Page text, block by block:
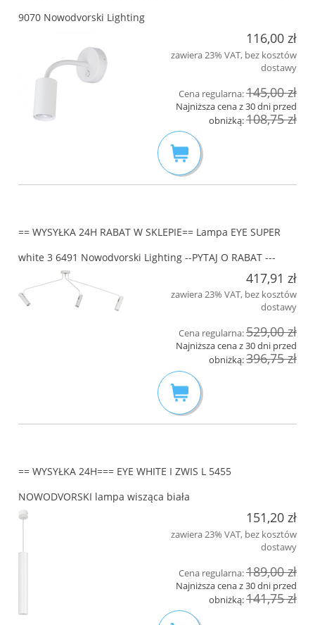
9070 Nowodvorski Lighting
116,00 zł
zawiera 23% VAT, bez kosztów
dostawy
Cena regularna:145,00 zł
Najniższa cena z 30 dni przed
obniżką:108,75 zł
== WYSYŁKA 24H RABAT W SKLEPIE== Lampa EYE SUPER
white 3 6491 Nowodvorski Lighting --PYTAJ O RABAT ---
417,91 zł
zawiera 23% VAT, bez kosztów
dostawy
Cena regularna:529,00 zł
Najniższa cena z 30 dni przed
obniżką:396,75 zł
== WYSYŁKA 24H=== EYE WHITE I ZWIS L 5455
NOWODVORSKI lampa wisząca biała
151,20 zł
zawiera 23% VAT, bez kosztów
dostawy
Cena regularna:189,00 zł
Najniższa cena z 30 dni przed
obniżką:141,75 zł